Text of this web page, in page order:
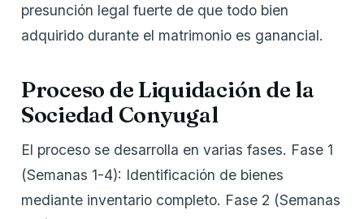
presunción legal fuerte de que todo bien
adquirido durante el matrimonio es ganancial.
Proceso de Liquidación de la
Sociedad Conyugal
El proceso se desarrolla en varias fases. Fase 1
(Semanas 1-4): Identificación de bienes
mediante inventario completo. Fase 2 (Semanas